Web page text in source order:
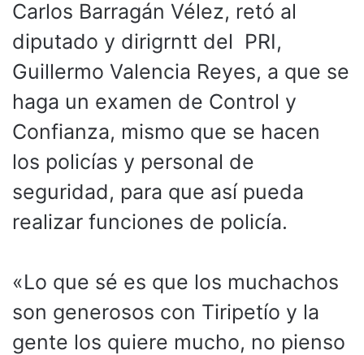
Carlos Barragán Vélez, retó al
diputado y dirigrntt del PRI,
Guillermo Valencia Reyes, a que se
haga un examen de Control y
Confianza, mismo que se hacen
los policías y personal de
seguridad, para que así pueda
realizar funciones de policía.
«Lo que sé es que los muchachos
son generosos con Tiripetío y la
gente los quiere mucho, no pienso